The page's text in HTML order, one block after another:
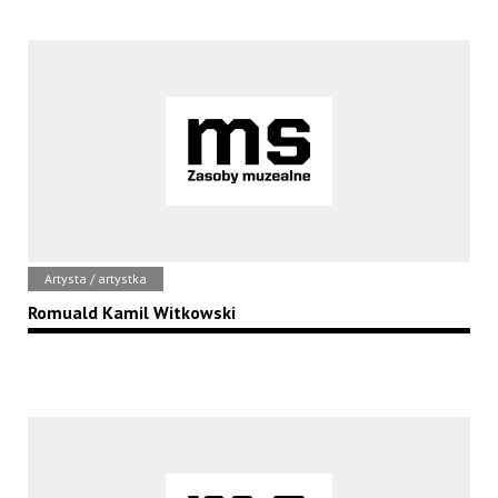
Artysta / artystka
Romuald Kamil Witkowski